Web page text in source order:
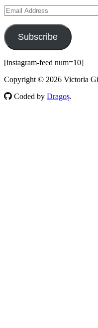
Email
Address
Subscribe
[instagram-feed num=10]
Copyright © 2026 Victoria
Coded by Dragoș.